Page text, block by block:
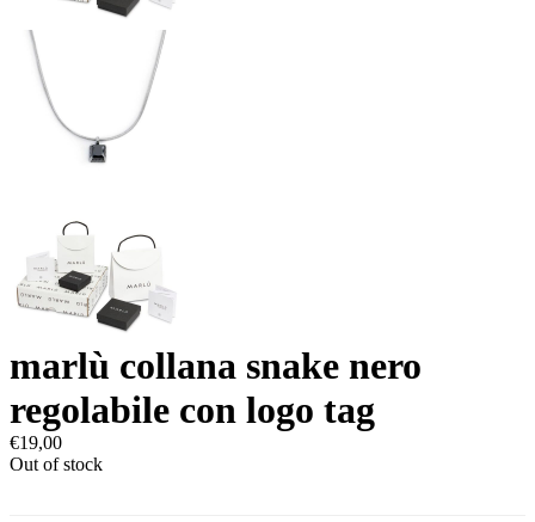
marlù collana snake nero
regolabile con logo tag
€19,00
Out of stock